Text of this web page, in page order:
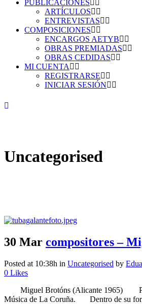
PUBLICACIONES
ARTÍCULOS
ENTREVISTAS
COMPOSICIONES
ENCARGOS AETYB
OBRAS PREMIADAS
OBRAS CEDIDAS
MI CUENTA
REGISTRARSE
INICIAR SESIÓN
Uncategorised
30 Mar compositores –
Posted at 10:38h in Uncategorised by
0 Likes
Miguel Brotóns (Alicante 1965)
Música de La Coruña.​ Dentro de su